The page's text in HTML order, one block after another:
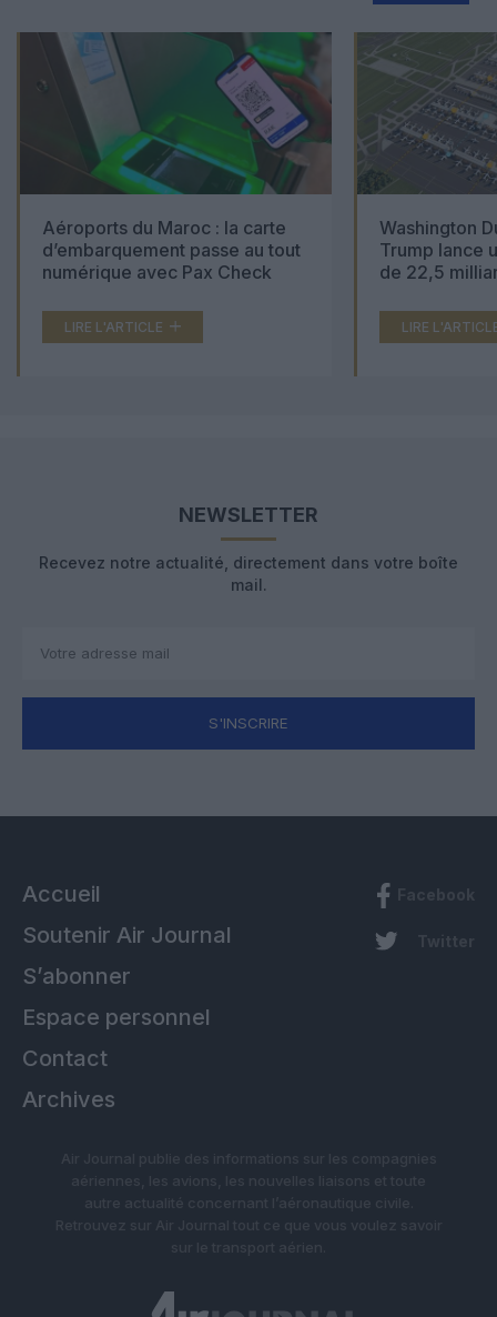
Aéroports du Maroc : la carte
d’embarquement passe au tout
numérique avec Pax Check
LIRE L'ARTICLE
Washington
Trump lance
de 22,5
LIRE
NEWSLETTER
Recevez notre actualité, directement dans votre boîte
mail.
S'INSCRIRE
Accueil
Soutenir Air Journal
S’abonner
Espace personnel
Contact
Archives